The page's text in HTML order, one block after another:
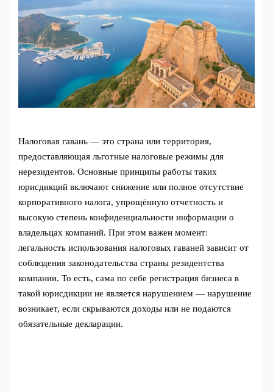
Налоговая гавань — это страна или территория,
предоставляющая льготные налоговые режимы для
нерезидентов. Основные принципы работы таких
юрисдикций включают снижение или полное отсутствие
корпоративного налога, упрощённую отчетность и
высокую степень конфиденциальности информации о
владельцах компаний. При этом важен момент:
легальность использования налоговых гаваней зависит от
соблюдения законодательства страны резидентства
компании. То есть, сама по себе регистрация бизнеса в
такой юрисдикции не является нарушением — нарушение
возникает, если скрываются доходы или не подаются
обязательные декларации.